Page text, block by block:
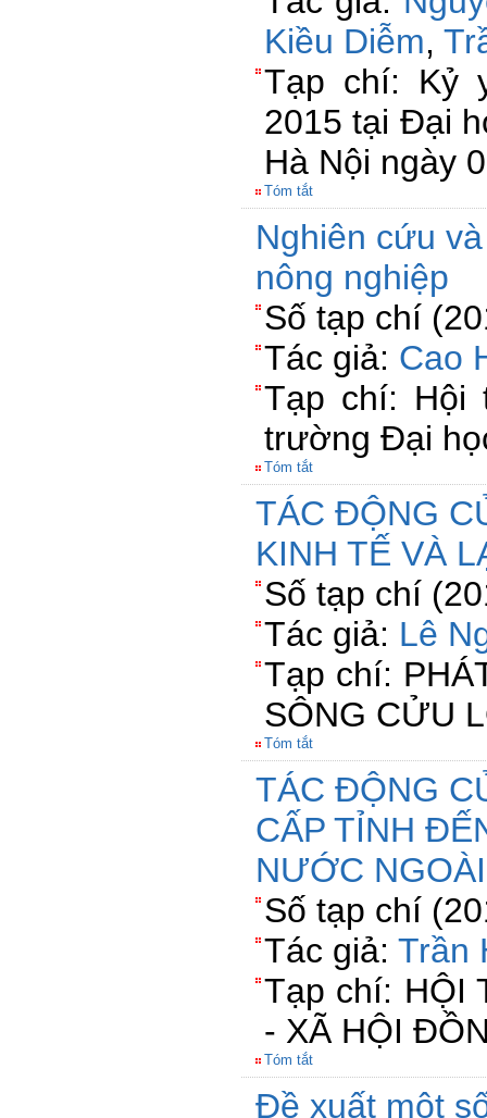
Kiều Diễm,
Tạp chí: Kỷ
2015 tại Đại
Hà Nội ngày
Tóm tắt
Nghiên cứu
nông nghiệp
Số tạp chí
Tác giả: Cao
Tạp chí: Hội
trường Đại
Tóm tắt
TÁC ĐỘNG
KINH TẾ VÀ
Số tạp chí
Tác giả: Lê
Tạp chí:
SÔNG CỬU
Tóm tắt
TÁC ĐỘNG
CẤP TỈNH
NƯỚC
Số tạp chí
Tác giả: Trần
Tạp chí: HỘI
- XÃ HỘI
Tóm tắt
Đề xuất một